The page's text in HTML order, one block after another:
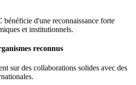
d'une reconnaissance forte
et institutionnels.
reconnus
sur des collaborations solides avec des